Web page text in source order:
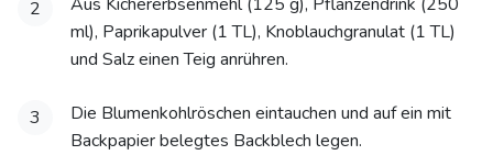
2
Aus Kichererbsenmehl (125 g), Pflanzendrink (250
ml), Paprikapulver (1 TL), Knoblauchgranulat (1 TL)
und Salz einen Teig anrühren.
3
Die Blumenkohlröschen eintauchen und auf ein mit
Backpapier belegtes Backblech legen.